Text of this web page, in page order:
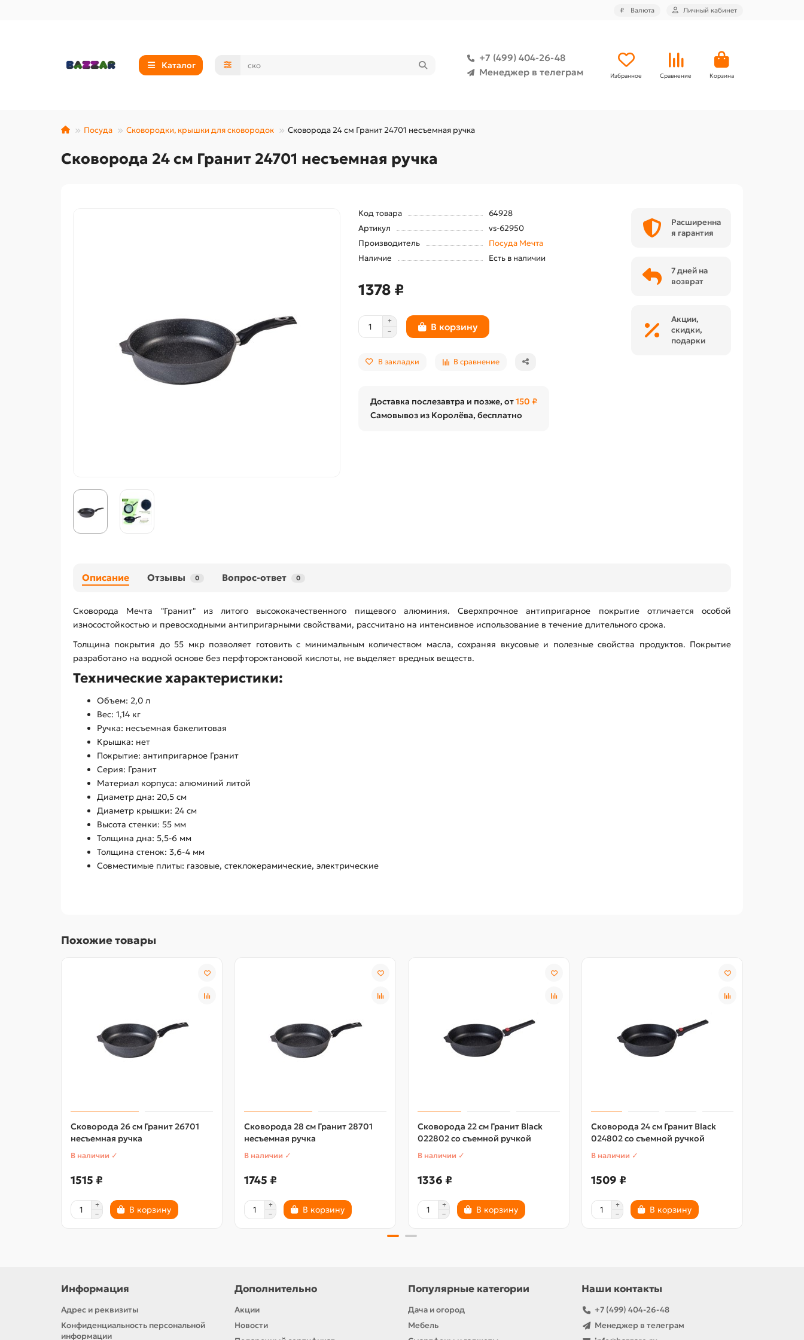
₽ Валюта Личный кабинет
Каталог
+7 (499) 404-26-48
Менеджер в телеграм
Избранное Сравнение Корзина
Посуда Сковородки, крышки для сковородок Сковорода 24 см Гранит 24701 несъемная ручка
Сковорода 24 см Гранит 24701 несъемная ручка
Код товара
64928
Артикул
vs-62950
Производитель
Посуда Мечта
Наличие
Есть в наличии
1378 ₽
В корзину
В закладки В сравнение
Доставка послезавтра и позже, от150 ₽
Самовывоз из Королёва, бесплатно
Расширенна
я гарантия
7 дней на
возврат
Акции,
скидки,
подарки
Описание Отзывы 0 Вопрос-ответ 0
Сковорода Мечта "Гранит" из литого высококачественного пищевого алюминия. Сверхпрочное антипригарное покрытие отличается особой
износостойкостью и превосходными антипригарными свойствами, рассчитано на интенсивное использование в течение длительного срока.
Толщина покрытия до 55 мкр позволяет готовить с минимальным количеством масла, сохраняя вкусовые и полезные свойства продуктов. Покрытие
разработано на водной основе без перфтороктановой кислоты, не выделяет вредных веществ.
Технические характеристики:
Объем: 2,0 л
Вес: 1,14 кг
Ручка: несъемная бакелитовая
Крышка: нет
Покрытие: антипригарное Гранит
Серия: Гранит
Материал корпуса: алюминий литой
Диаметр дна: 20,5 см
Диаметр крышки: 24 см
Высота стенки: 55 мм
Толщина дна: 5,5-6 мм
Толщина стенок: 3,6-4 мм
Совместимые плиты: газовые, стеклокерамические, электрические
Похожие товары
Сковорода 26 см Гранит 26701
несъемная ручка
В наличии ✓
1515 ₽
В корзину
Сковорода 28 см Гранит 28701
несъемная ручка
В наличии ✓
1745 ₽
В корзину
Сковорода 22 см Гранит Black
022802 со съемной ручкой
В наличии ✓
1336 ₽
В корзину
Сковорода 24 см Гранит Black
024802 со съемной ручкой
В наличии ✓
1509 ₽
В корзину
Информация
Адрес и реквизиты
Конфиденциальность персональной
информации
Дополнительно
Акции
Новости
Популярные категории
Дача и огород
Мебель
Наши контакты
+7 (499) 404-26-48
Менеджер в телеграм